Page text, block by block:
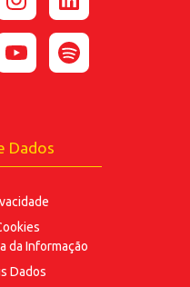
e uso dos dados
aqui descritas.
Dados
da Informação
Dados